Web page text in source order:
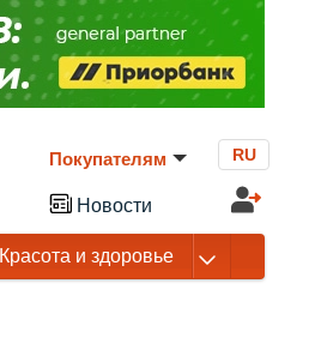
Покупателям
Новости
RU
Красота и здоровье